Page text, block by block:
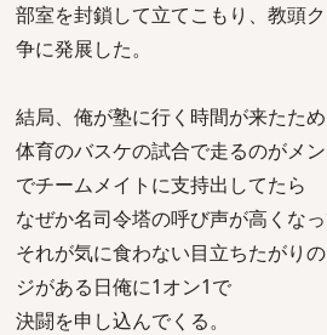
部室を封鎖して立てこもり、教頭
争に発展した。
結局、俺が塾に行く時間が来たため
体育のバスケの試合で走るのがメ
でチームメイトに支持出してたら
なぜか名司令塔の呼び声が高くなっ
それが気に食わない目立ちたがり
ジがある日俺に1オン1で
決闘を申し込んでくる。